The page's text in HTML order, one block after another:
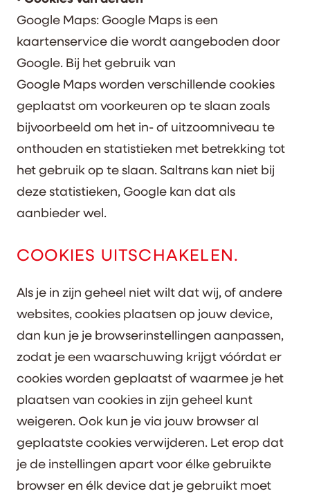
Google Maps: Google Maps is een
kaartenservice die wordt aangeboden door
Google. Bij het gebruik van
Google Maps worden verschillende cookies
geplaatst om voorkeuren op te slaan zoals
bijvoorbeeld om het in- of uitzoomniveau te
onthouden en statistieken met betrekking tot
het gebruik op te slaan. Saltrans kan niet bij
deze statistieken, Google kan dat als
aanbieder wel.
COOKIES UITSCHAKELEN.
Als je in zijn geheel niet wilt dat wij, of andere
websites, cookies plaatsen op jouw device,
dan kun je je browserinstellingen aanpassen,
zodat je een waarschuwing krijgt vóórdat er
cookies worden geplaatst of waarmee je het
plaatsen van cookies in zijn geheel kunt
weigeren. Ook kun je via jouw browser al
geplaatste cookies verwijderen. Let erop dat
je de instellingen apart voor élke gebruikte
browser en élk device dat je gebruikt moet